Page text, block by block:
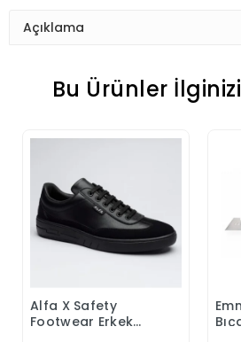
Açıklama
Bu Ürünler
Sepete Ekle
Alfa X Safety
Footwear Erkek